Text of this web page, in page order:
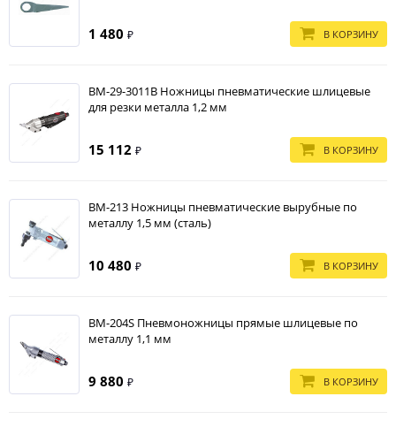
1 480 ₽ В КОРЗИНУ
BM-29-3011B Ножницы пневматические шлицевые
для резки металла 1,2 мм
15 112 ₽ В КОРЗИНУ
BM-213 Ножницы пневматические вырубные по
металлу 1,5 мм (сталь)
10 480 ₽ В КОРЗИНУ
BM-204S Пневмоножницы прямые шлицевые по
металлу 1,1 мм
9 880 ₽ В КОРЗИНУ